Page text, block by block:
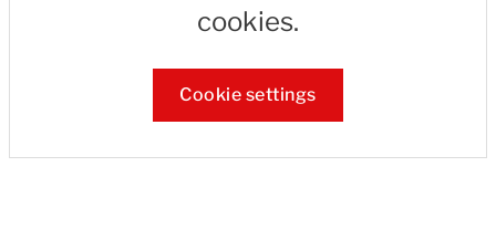
cookies.
Cookie settings